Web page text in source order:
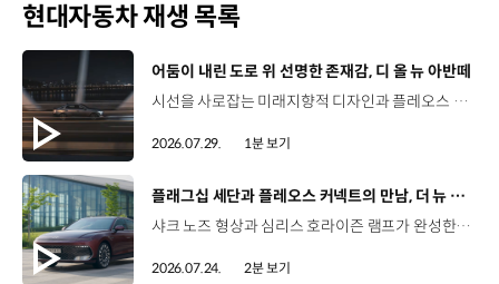
현대자동차 재생 목록
[동영상]
어둠이 내린 도로 위 선명한 존재감, 디 올 뉴 아반떼
시선을 사로잡는 미래지향적 디자인과 플레오스 커넥트로 완성한 디지털 경험까지.세단의 새로운 기준을 제시하는 디 올 뉴 아반떼를 만나보세요. *본 영상은 AI를 활용해 제작했습니다. #현대자동차 #디올뉴아반떼 #아반떼 #플레오스커넥트 #글레오AI 유튜브 쇼츠 보기
2026.07.29. 1분 보기
[동영상]
플래그십 세단과 플레오스 커넥트의 만남, 더 뉴 그랜저
샤크 노즈 형상과 심리스 호라이즌 램프가 완성한 세련된 외관플레오스 커넥트와 Gleo AI가 만드는 스마트한 운전 경험까지. 새롭게 진화한 더 뉴 그랜저를 영상으로 만나보세요. #현대자동차 #더뉴그랜저 #플레오스커넥트 #그랜저 #플래그십세단 #TheNewGrandeur #PleosConnect
2026.07.24. 2분 보기